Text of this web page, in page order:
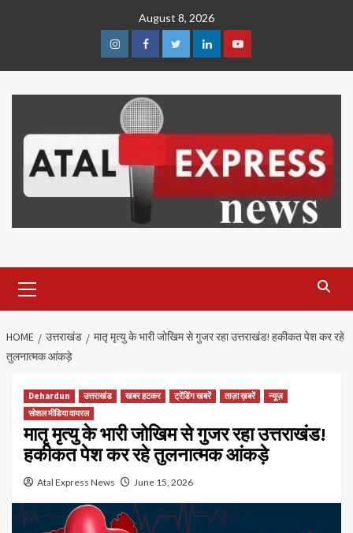
August 8, 2026
InstagramFacebookTwitterLinkedinYoutube
Menu
HOME उत्तराखंड
मातृ मृत्यु के भारी जोखिम से गुजर रहा उत्तराखंड! हकीकत पेश कर रहे
तुलनात्मक आंकड़े
Dehardun उत्तराखंड खबर हटकर ट्रेंडिंग खबरें ताज़ा ख़बरें
न्यूज़
सोशल मीडिया वायरल
मातृ मृत्यु के भारी जोखिम से गुजर रहा उत्तराखंड!
हकीकत पेश कर रहे तुलनात्मक आंकड़े
Atal Express News June 15, 2026